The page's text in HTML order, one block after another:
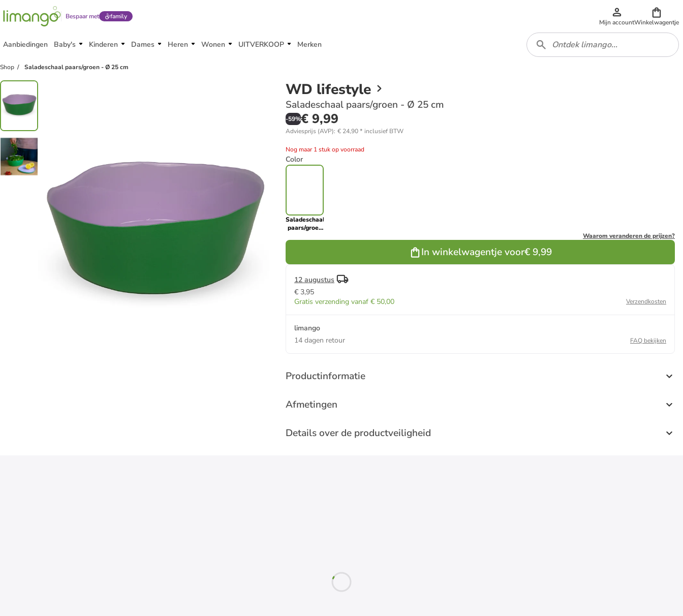
Bespaar met family
Mijn accountWinkelwagentje
Aanbiedingen Baby's Kinderen Dames Heren Wonen UITVERKOOP Merken
Shop Saladeschaal paars/groen - Ø 25 cm
WD lifestyle
Saladeschaal paars/groen - Ø 25 cm
-59%€ 9,99
Adviesprijs (AVP): € 24,90* inclusief BTW
Nog maar 1 stuk op voorraad
Color
Saladeschaal
paars/groen
Waarom veranderen de prijzen?
In winkelwagentje voor€ 9,99
12 augustus
€ 3,95
Gratis verzending vanaf € 50,00
Verzendkosten
limango
14 dagen retour
FAQ bekijken
Productinformatie
Afmetingen
Details over de productveiligheid